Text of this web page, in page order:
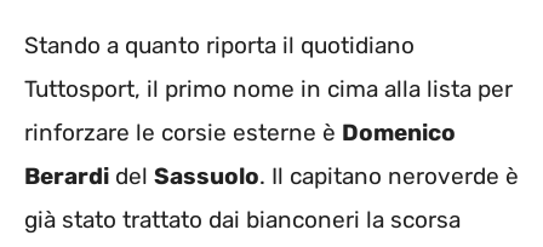
Stando a quanto riporta il quotidiano
Tuttosport, il primo nome in cima alla lista per
rinforzare le corsie esterne è Domenico
Berardi del Sassuolo. Il capitano neroverde è
già stato trattato dai bianconeri la scorsa